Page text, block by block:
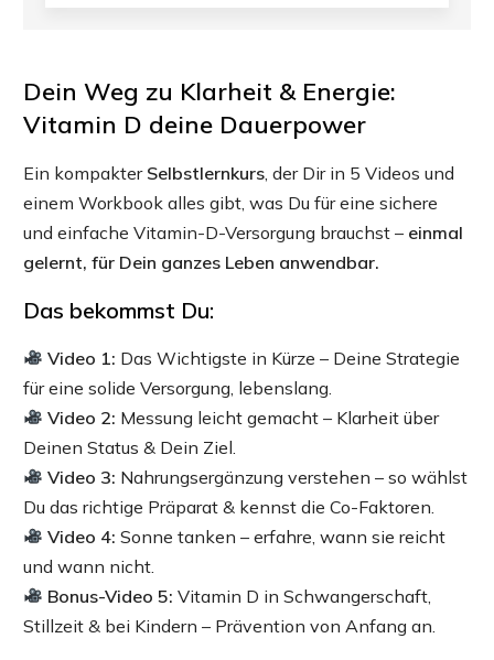
Dein Weg zu Klarheit & Energie:
Vitamin D deine Dauerpower
Ein kompakter Selbstlernkurs , der Dir in 5 Videos und
einem Workbook alles gibt, was Du für eine sichere
und einfache Vitamin-D-Versorgung brauchst – einmal
gelernt, für Dein ganzes Leben anwendbar.
Das bekommst Du:
Video 1: Das Wichtigste in Kürze – Deine Strategie
für eine solide Versorgung, lebenslang.
Video 2: Messung leicht gemacht – Klarheit über
Deinen Status & Dein Ziel.
Video 3: Nahrungsergänzung verstehen – so wählst
Du das richtige Präparat & kennst die Co-Faktoren.
Video 4: Sonne tanken – erfahre, wann sie reicht
und wann nicht.
Bonus-Video 5: Vitamin D in Schwangerschaft,
Stillzeit & bei Kindern – Prävention von Anfang an.